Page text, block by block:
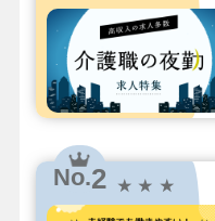
No.2 ★ ★ ★